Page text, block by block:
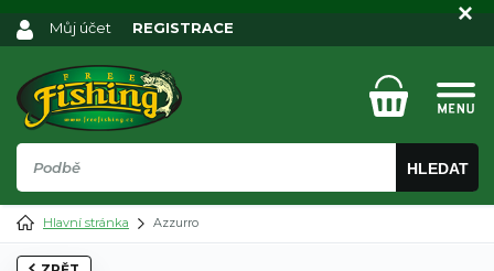
HLEDAT
Můj účet REGISTRACE
Hlavní stránka Azzurro